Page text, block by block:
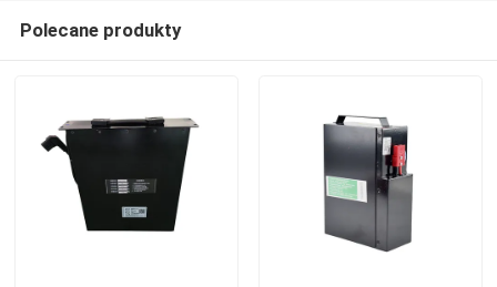
Polecane produkty